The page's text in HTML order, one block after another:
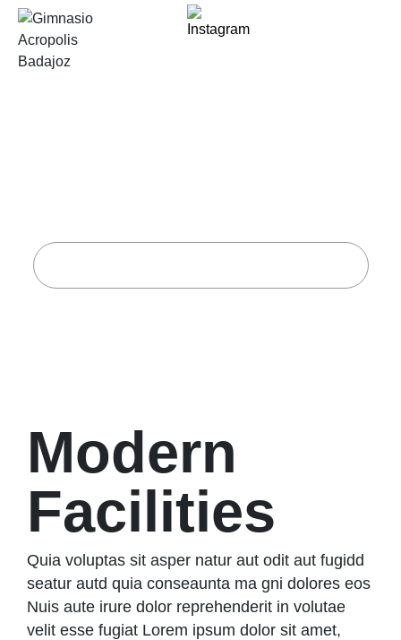
Modern
Facilities
Quia voluptas sit asper natur aut odit aut fugidd
seatur autd quia conseaunta ma gni dolores eos
Nuis aute irure dolor reprehenderit in volutae
velit esse fugiat Lorem ipsum dolor sit amet,